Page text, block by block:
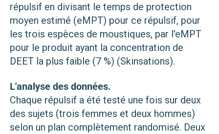
répulsif en divisant le temps de protection
moyen estimé (eMPT) pour ce répulsif, pour
les trois espèces de moustiques, par l'eMPT
pour le produit ayant la concentration de
DEET la plus faible (7 %) (Skinsations).
L'analyse des données.
Chaque répulsif a été testé une fois sur deux
des sujets (trois femmes et deux hommes)
selon un plan complètement randomisé. Deux